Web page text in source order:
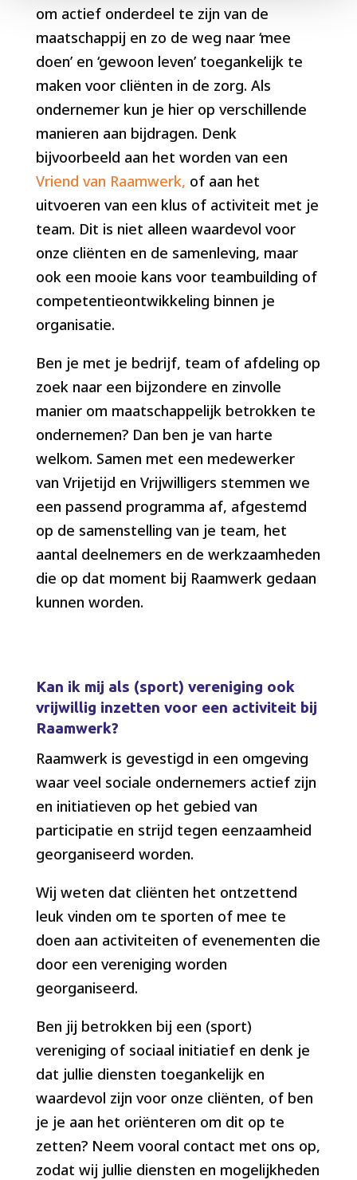
om actief onderdeel te zijn van de
maatschappij en zo de weg naar ‘mee
doen’ en ‘gewoon leven’ toegankelijk te
maken voor cliënten in de zorg. Als
ondernemer kun je hier op verschillende
manieren aan bijdragen. Denk
bijvoorbeeld aan het worden van een
Vriend van Raamwerk, of aan het
uitvoeren van een klus of activiteit met je
team. Dit is niet alleen waardevol voor
onze cliënten en de samenleving, maar
ook een mooie kans voor teambuilding of
competentieontwikkeling binnen je
organisatie.
Ben je met je bedrijf, team of afdeling op
zoek naar een bijzondere en zinvolle
manier om maatschappelijk betrokken te
ondernemen? Dan ben je van harte
welkom. Samen met een medewerker
van Vrijetijd en Vrijwilligers stemmen we
een passend programma af, afgestemd
op de samenstelling van je team, het
aantal deelnemers en de werkzaamheden
die op dat moment bij Raamwerk gedaan
kunnen worden.
Kan ik mij als (sport) vereniging ook
vrijwillig inzetten voor een activiteit bij
Raamwerk?
Raamwerk is gevestigd in een omgeving
waar veel sociale ondernemers actief zijn
en initiatieven op het gebied van
participatie en strijd tegen eenzaamheid
georganiseerd worden.
Wij weten dat cliënten het ontzettend
leuk vinden om te sporten of mee te
doen aan activiteiten of evenementen die
door een vereniging worden
georganiseerd.
Ben jij betrokken bij een (sport)
vereniging of sociaal initiatief en denk je
dat jullie diensten toegankelijk en
waardevol zijn voor onze cliënten, of ben
je je aan het oriënteren om dit op te
zetten? Neem vooral contact met ons op,
zodat wij jullie diensten en mogelijkheden